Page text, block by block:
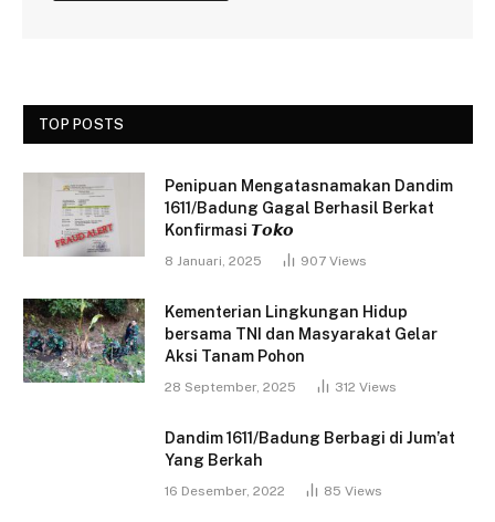
TOP POSTS
Penipuan Mengatasnamakan Dandim
1611/Badung Gagal Berhasil Berkat
Konfirmasi 𝙏𝙤𝙠𝙤
8 Januari, 2025 907 Views
Kementerian Lingkungan Hidup
bersama TNI dan Masyarakat Gelar
Aksi Tanam Pohon
28 September, 2025 312 Views
Dandim 1611/Badung Berbagi di Jum’at
Yang Berkah
16 Desember, 2022 85 Views